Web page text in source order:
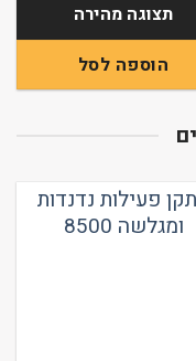
תצוגה מהירה
הוספה לסל
פעילות נדנדות
ומגלשה 8500